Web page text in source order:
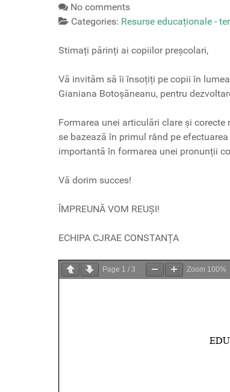
No comments
Categories: Resurse educaționale -
Stimați părinți ai copiilor preșcolari,
Vă invităm să îi însoțiți pe copii în
Gianiana Botoșăneanu, pentru
Formarea unei articulări clare și
se bazează în primul rând pe
importantă în formarea unei pronunții
Vă dorim succes!
ÎMPREUNĂ VOM REUȘI!
ECHIPA CJRAE CONSTANȚA
Page 1 / 3 Zoom 100%